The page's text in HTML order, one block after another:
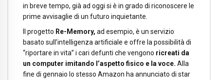
in breve tempo, già ad oggi si è in grado di riconoscere le
prime avvisaglie di un futuro inquietante.
Il progetto Re-Memory, ad esempio, è un servizio
basato sull’intelligenza artificiale e offre la possibilità di
“riportare in vita” i cari defunti che vengono ricreati da
un computer imitando l’aspetto fisico e la voce. Alla
fine di gennaio lo stesso Amazon ha annunciato di star